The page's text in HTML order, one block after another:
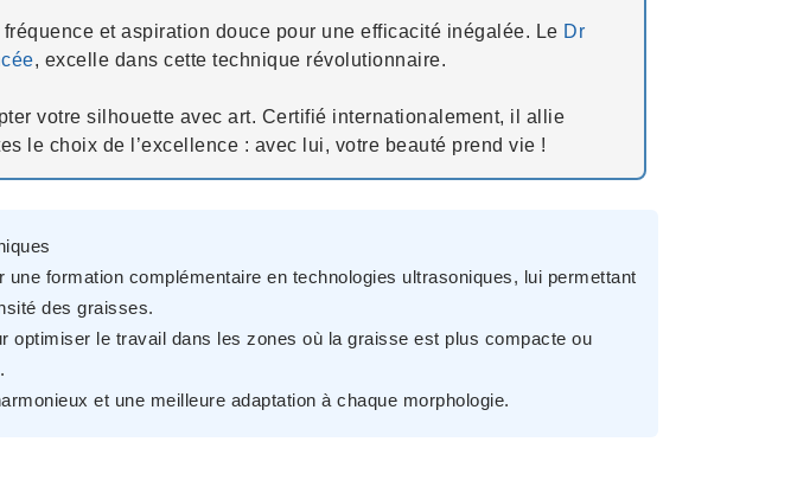
et aspiration douce pour une efficacité inégalée. Le Dr
, excelle dans cette technique révolutionnaire.
votre silhouette avec art. Certifié internationalement, il allie
le choix de l’excellence : avec lui, votre beauté prend vie !
formation complémentaire en technologies ultrasoniques, lui permettant
des graisses.
optimiser le travail dans les zones où la graisse est plus compacte ou
et une meilleure adaptation à chaque morphologie.